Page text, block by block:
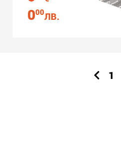
000ЛВ.
1